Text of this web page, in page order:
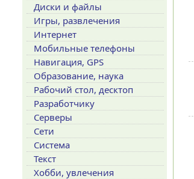
Диски и файлы
Игры, развлечения
Интернет
Мобильные телефоны
Навигация, GPS
Образование, наука
Рабочий стол, десктоп
Разработчику
Серверы
Сети
Система
Текст
Хобби, увлечения